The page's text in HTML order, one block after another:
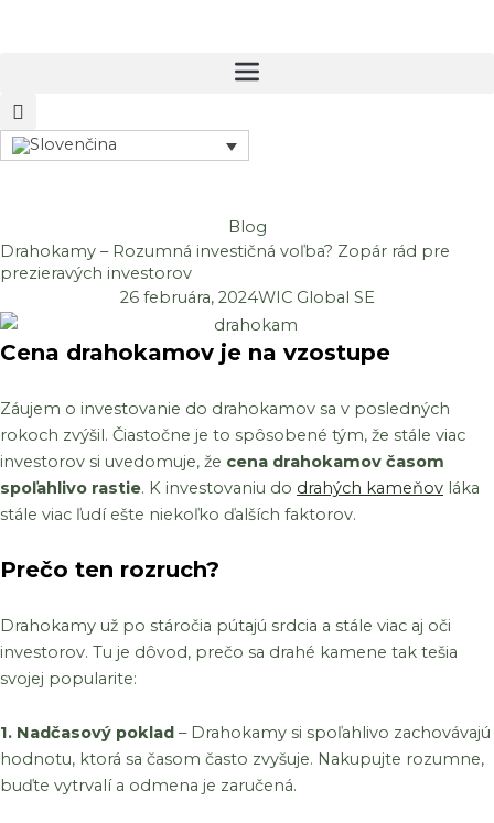
Blog
Drahokamy – Rozumná investičná voľba? Zopár rád pre
prezieravých investorov
26 februára, 2024WIC Global SE
Cena drahokamov je na vzostupe
Záujem o investovanie do drahokamov sa v posledných
rokoch zvýšil. Čiastočne je to spôsobené tým, že stále viac
investorov si uvedomuje, že cena drahokamov časom
spoľahlivo rastie. K investovaniu do drahých kameňov láka
stále viac ľudí ešte niekoľko ďalších faktorov.
Prečo ten rozruch?
Drahokamy už po stáročia pútajú srdcia a stále viac aj oči
investorov. Tu je dôvod, prečo sa drahé kamene tak tešia
svojej popularite:
1. Nadčasový poklad – Drahokamy si spoľahlivo zachovávajú
hodnotu, ktorá sa časom často zvyšuje. Nakupujte rozumne,
buďte vytrvalí a odmena je zaručená.